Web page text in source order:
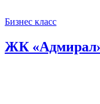
Бизнес класс
ЖК